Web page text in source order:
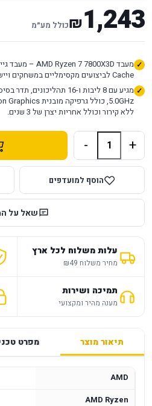
1,243
₪כולל מע״מ
Cache לביצועים מקסימליים במשחקים ויישומים תובעניים.
ללא קירור וכולל אחריות יצרן של 3 שנים.
+
-
הוסף למועדפים
שאל על
עלות משלוח לכל ארץ
מחיר משלוח ₪49
תמיכה ושירות
מענה מהיר ומקצועי
תיאור מוצר מפרט
AMD
AMD Ryzen